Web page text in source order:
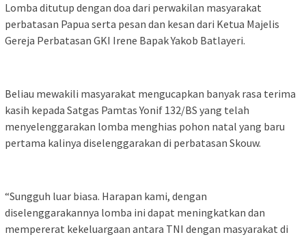
Lomba ditutup dengan doa dari perwakilan masyarakat
perbatasan Papua serta pesan dan kesan dari Ketua Majelis
Gereja Perbatasan GKI Irene Bapak Yakob Batlayeri.
Beliau mewakili masyarakat mengucapkan banyak rasa terima
kasih kepada Satgas Pamtas Yonif 132/BS yang telah
menyelenggarakan lomba menghias pohon natal yang baru
pertama kalinya diselenggarakan di perbatasan Skouw.
“Sungguh luar biasa. Harapan kami, dengan
diselenggarakannya lomba ini dapat meningkatkan dan
mempererat kekeluargaan antara TNI dengan masyarakat di